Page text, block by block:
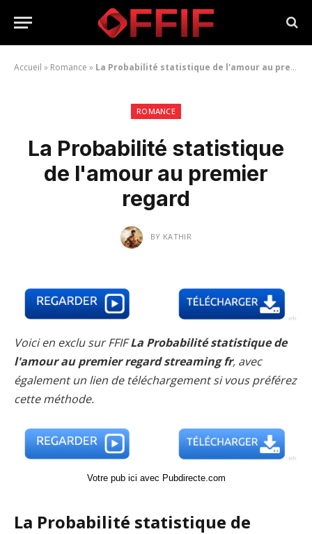
Accueil » Romance » La Probabilité statistique de l'amour au premier regard
ROMANCE
La Probabilité statistique
de l'amour au premier
regard
BY KATHIR
Voici en exclu sur FFIFLa Probabilité statistique de
l'amour au premier regard streaming fr, avec
également un lien de téléchargement si vous préférez
cette méthode.
Votre pub ici avec Pubdirecte.com
La Probabilité statistique de